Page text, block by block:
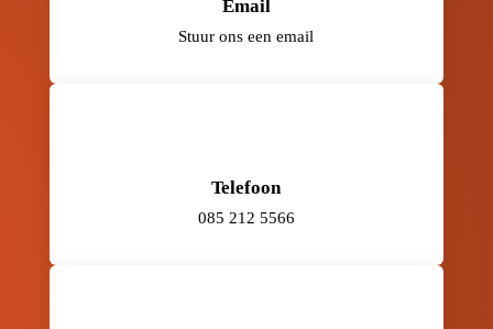
Email
Stuur ons een email
Telefoon
085 212 5566